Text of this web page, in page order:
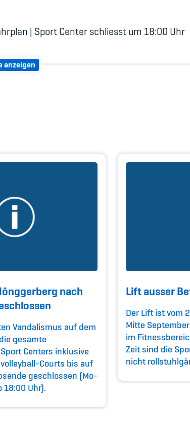
| Sport Center schliesst um 18:00 Uhr
anzeigen
nach
Vandalismus auf dem
gesamte
Centers inklusive
Courts bis auf
geschlossen (Mo-
18:00 Uhr).
Lift ausser
Der Lift ist vom
Mitte
im
Zeit sind die
nicht